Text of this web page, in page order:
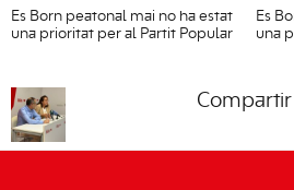
Es Born peatonal mai no ha estat
una prioritat per al Partit Popular
Es
una
Compartir